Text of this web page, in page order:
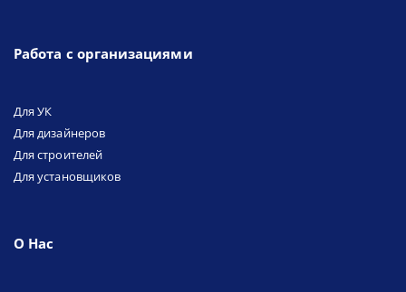
Работа с организациями
Для УК
Для дизайнеров
Для строителей
Для установщиков
О Нас